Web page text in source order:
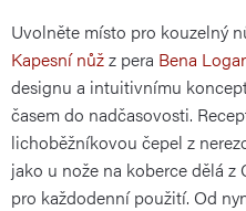
cena:
Uvolněte místo pro kouzelný
Kapesní nůžz pera Bena
designu a intuitivnímu
časem do nadčasovosti.
lichoběžníkovou čepel z
jako u nože na koberce dělá
pro každodenní použití. Od